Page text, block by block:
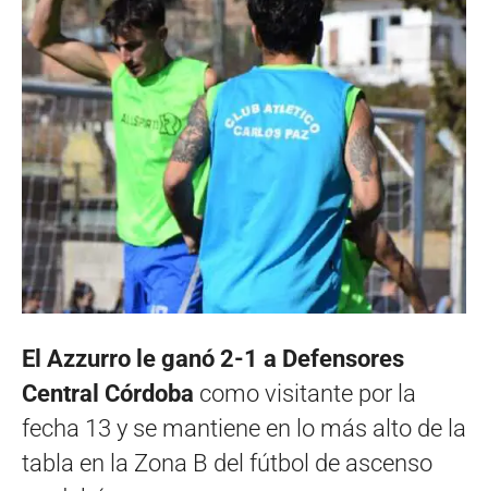
El Azzurro le ganó 2-1 a Defensores
Central Córdoba como visitante por la
fecha 13 y se mantiene en lo más alto de la
tabla en la Zona B del fútbol de ascenso